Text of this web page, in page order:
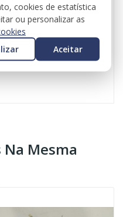
Sandero III
acessórios
Mesma
cookies de estatística
ou personalizar as
Aceitar